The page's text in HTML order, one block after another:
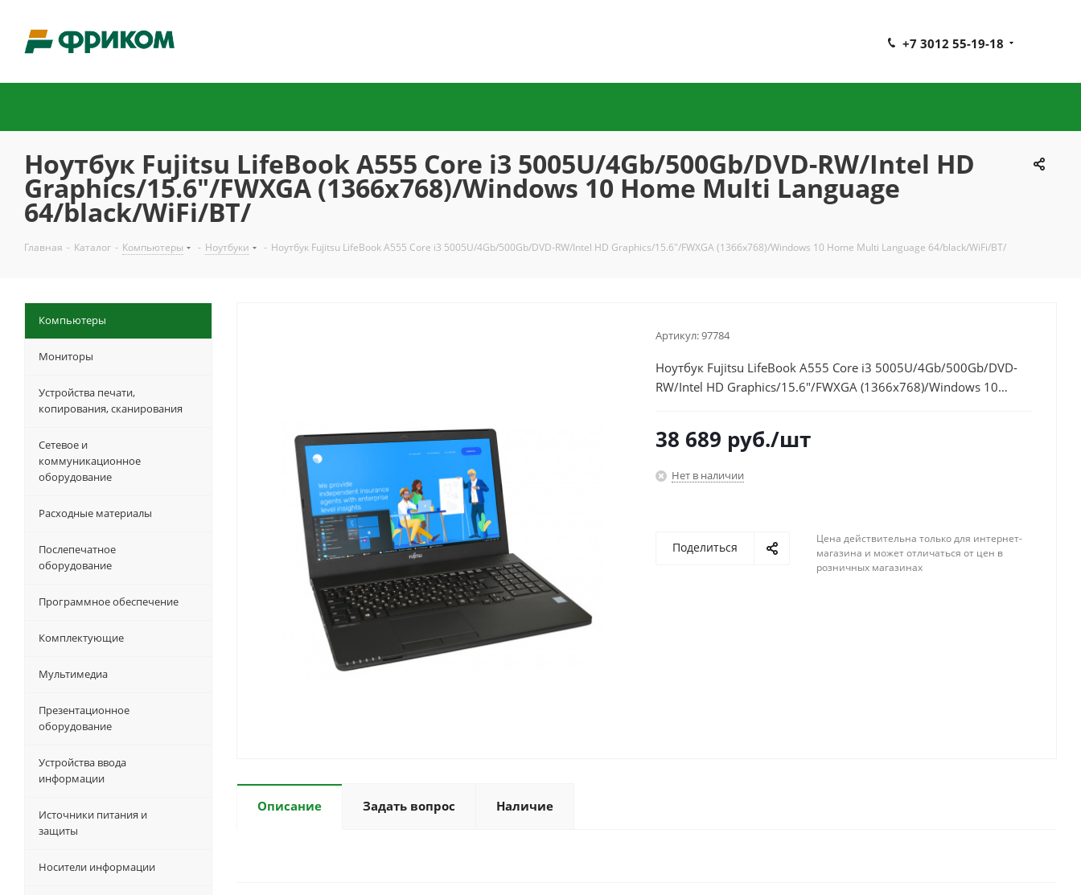
+7 3012 55-19-18
Ноутбук Fujitsu LifeBook A555 Core i3 5005U/4Gb/500Gb/DVD-RW/Intel HD
Graphics/15.6"/FWXGA (1366x768)/Windows 10 Home Multi Language
64/black/WiFi/BT/
Главная - Каталог - Компьютеры - Ноутбуки - Ноутбук Fujitsu LifeBook A555 Core i3 5005U/4Gb/500Gb/DVD-RW/Intel HD Graphics/15.6"/FWXGA (1366x768)/Windows 10 Home Multi Language 64/black/WiFi/BT/
Артикул:97784
Ноутбук Fujitsu LifeBook A555 Core i3 5005U/4Gb/500Gb/DVD-
RW/Intel HD Graphics/15.6"/FWXGA (1366x768)/Windows 10
38 689 руб./шт
Нет в наличии
Поделиться
Цена действительна только для интернет-
магазина и может отличаться от цен в
розничных магазинах
Описание Задать вопрос Наличие
Компьютеры
Мониторы
Устройства печати,
копирования, сканирования
Сетевое и
коммуникационное
оборудование
Расходные материалы
Послепечатное
оборудование
Программное обеспечение
Комплектующие
Мультимедиа
Презентационное
оборудование
Устройства ввода
информации
Источники питания и
защиты
Носители информации